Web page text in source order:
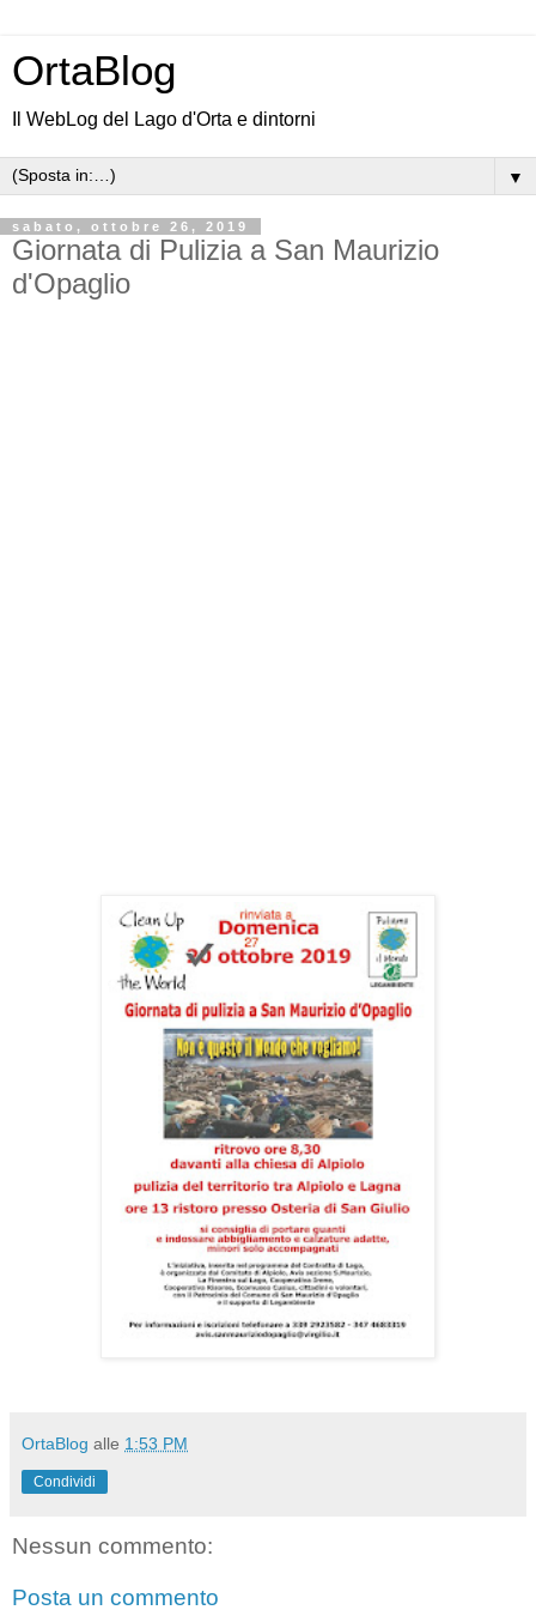
OrtaBlog
Il WebLog del Lago d'Orta e dintorni
▼
sabato, ottobre 26, 2019
Giornata di Pulizia a San Maurizio
d'Opaglio
OrtaBlog alle 1:53 PM
Condividi
Nessun commento:
Posta un commento